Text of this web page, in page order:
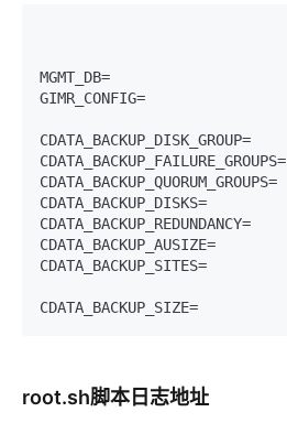
MGMT_DB=
GIMR_CONFIG=
CDATA_BACKUP_DISK_GROUP=
CDATA_BACKUP_FAILURE_GROUPS=
CDATA_BACKUP_QUORUM_GROUPS=
CDATA_BACKUP_DISKS=
CDATA_BACKUP_REDUNDANCY=
CDATA_BACKUP_AUSIZE=
CDATA_BACKUP_SITES=
CDATA_BACKUP_SIZE=
root.sh脚本日志地址